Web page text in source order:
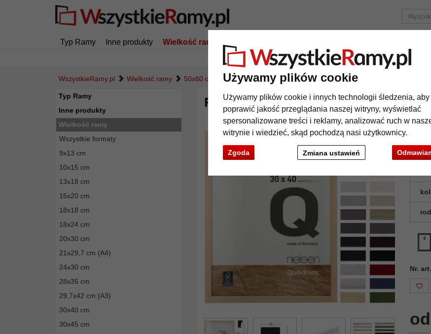
Używamy plików cookie
Używamy plików cookie i innych technologii śledzenia, aby
poprawić jakość przeglądania naszej witryny, wyświetlać
spersonalizowane treści i reklamy, analizować ruch w
witrynie i wiedzieć, skąd pochodzą nasi użytkownicy.
Zgoda Zmiana ustawień
Typ Ramy Inne produkty Wielkość ramy
Tylko 25,95 zł za wysyłkę.
WszystkieRamy.pl Wielkość ramy 50x60 cm Rama drewniana Quadrum
Typ Ramy
Inne produkty
Wielkość ramy
Wszystkie formaty
9x13 cm
10x15 cm
13x18 cm
15x20 cm
18x18 cm
18x24 cm
20x30 cm
21x29,7 cm (A4)
24x30 cm
28x35 cm
29,7x42 cm (A3)
30x40 cm
30x45 cm
Rama drewniana Quadrum
Nr.